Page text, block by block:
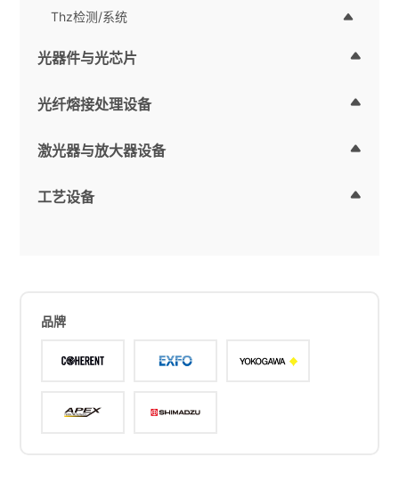
Thz检测/系统
光器件与光芯片
光纤熔接处理设备
激光器与放大器设备
工艺设备
品牌